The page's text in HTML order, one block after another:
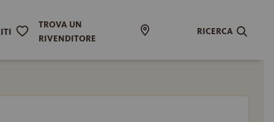
TROVA UN
RIVENDITORE
RICERCA